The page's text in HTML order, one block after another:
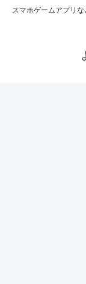
スマホゲームアプリ